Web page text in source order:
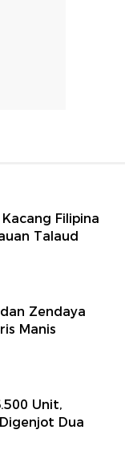
Filipina
Talaud
Zendaya
Manis
Unit,
Dua